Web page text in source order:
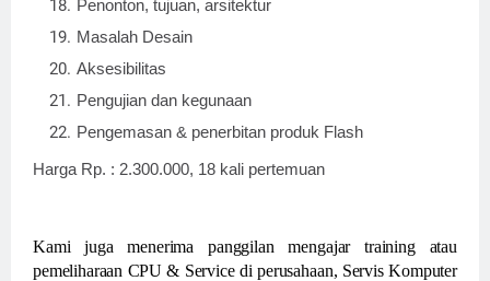
Penonton, tujuan, arsitektur
Masalah Desain
Aksesibilitas
Pengujian dan kegunaan
Pengemasan & penerbitan produk Flash
Harga Rp. : 2.300.000, 18 kali pertemuan
Kami juga menerima panggilan mengajar training atau
pemeliharaan CPU & Service di perusahaan, Servis Komputer